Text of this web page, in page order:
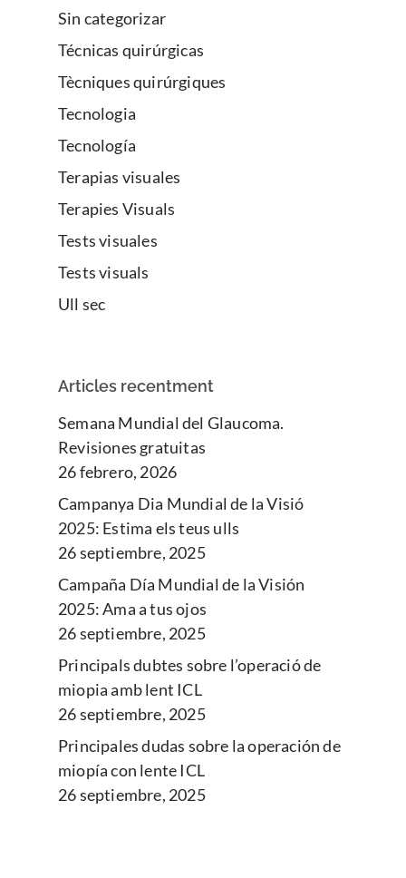
Sin categorizar
Técnicas quirúrgicas
Tècniques quirúrgiques
Tecnologia
Tecnología
Terapias visuales
Terapies Visuals
Tests visuales
Tests visuals
Ull sec
Articles recentment
Semana Mundial del Glaucoma.
Revisiones gratuitas
26 febrero, 2026
Campanya Dia Mundial de la Visió
2025: Estima els teus ulls
26 septiembre, 2025
Campaña Día Mundial de la Visión
2025: Ama a tus ojos
26 septiembre, 2025
Principals dubtes sobre l’operació de
miopia amb lent ICL
26 septiembre, 2025
Principales dudas sobre la operación de
miopía con lente ICL
26 septiembre, 2025